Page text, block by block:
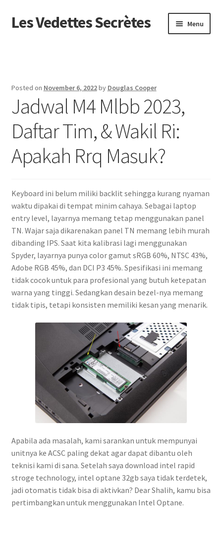
Skip
to
Skip
to
Les Vedettes Secrètes Menu
Contact us
Privacy Policy
Posted on November 6, 2022by Douglas Cooper
Jadwal M4 Mlbb 2023,
Daftar Tim, & Wakil Ri:
Apakah Rrq Masuk?
Keyboard ini belum miliki backlit sehingga kurang nyaman
waktu dipakai di tempat minim cahaya. Sebagai laptop
entry level, layarnya memang tetap menggunakan panel
TN. Wajar saja dikarenakan panel TN memang lebih murah
dibanding IPS. Saat kita kalibrasi lagi menggunakan
Spyder, layarnya punya color gamut sRGB 60%, NTSC 43%,
Adobe RGB 45%, dan DCI P3 45%. Spesifikasi ini memang
tidak cocok untuk para profesional yang butuh ketepatan
warna yang tinggi. Sedangkan desain bezel-nya memang
tidak tipis, tetapi konsisten memiliki kesan yang menarik.
Apabila ada masalah, kami sarankan untuk mempunyai
unitnya ke ACSC paling dekat agar dapat dibantu oleh
teknisi kami di sana. Setelah saya download intel rapid
stroge technology, intel optane 32gb saya tidak terdetek,
jadi otomatis tidak bisa di aktivkan? Dear Shalih, kamu bisa
pertimbangkan untuk menggunakan Intel Optane.